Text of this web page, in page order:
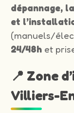
dépannage,
et
(manuels/
24/48h et
📍 Zone
Villiers-